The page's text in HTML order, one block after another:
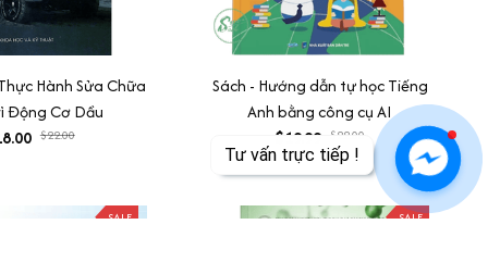
Hành Sửa Chữa
Động Cơ Dầu
$22.00
Sách - Hướng dẫn tự học Tiếng
Anh bằng công cụ AI
$19.99 $22.00
SALE SALE